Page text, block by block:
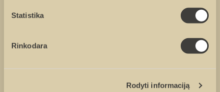
Statistika
Rinkodara
Rodyti informaciją
Sutinku, kad duomenys būtų renkami rinkodaros tikslais